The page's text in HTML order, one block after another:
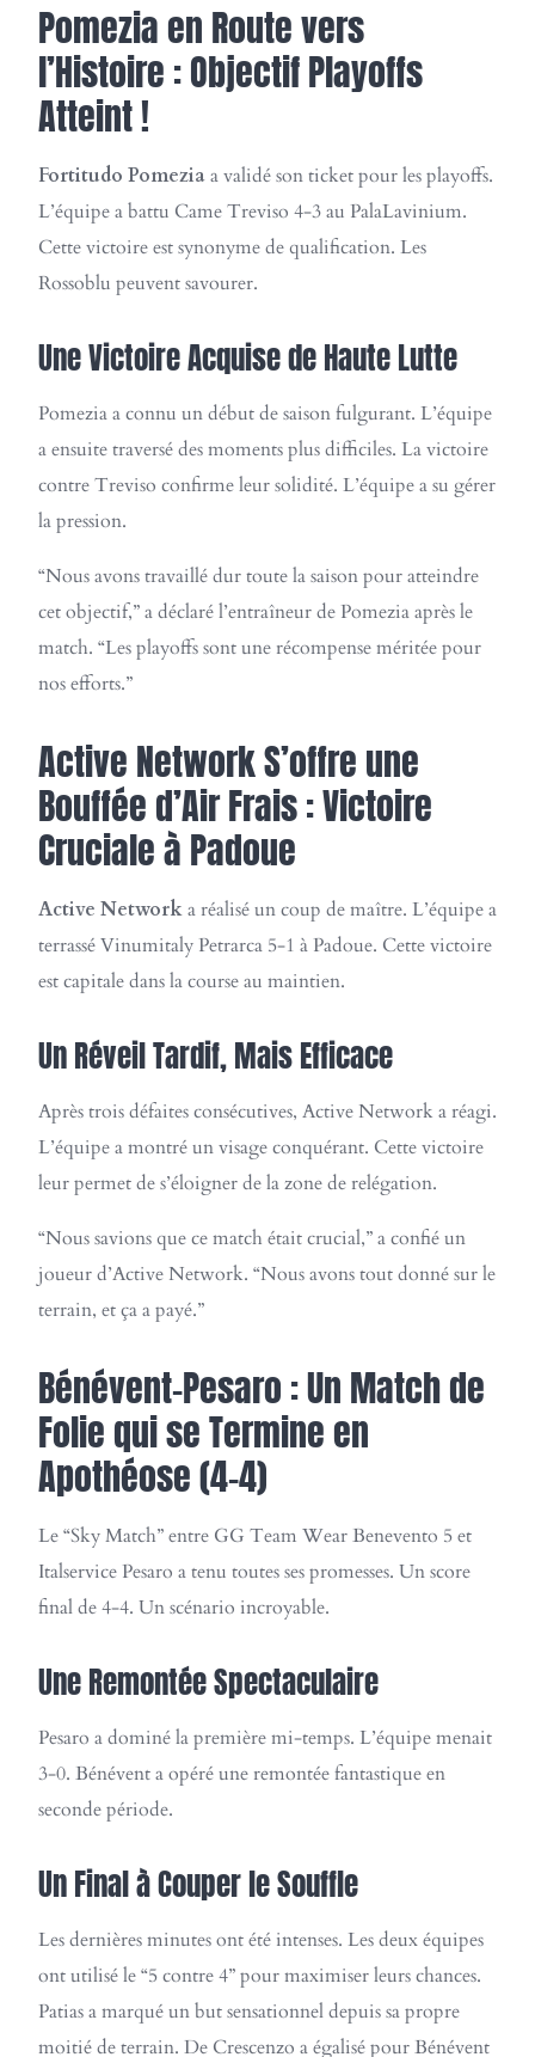
Pomezia en Route vers
l’Histoire : Objectif Playoffs
Atteint !
Fortitudo Pomeziaa validé son ticket pour les playoffs.
L’équipe a battu Came Treviso 4-3 au PalaLavinium.
Cette victoire est synonyme de qualification. Les
Rossoblu peuvent savourer.
Une Victoire Acquise de Haute Lutte
Pomezia a connu un début de saison fulgurant. L’équipe
a ensuite traversé des moments plus difficiles. La victoire
contre Treviso confirme leur solidité. L’équipe a su gérer
la pression.
“Nous avons travaillé dur toute la saison pour atteindre
cet objectif,” a déclaré l’entraîneur de Pomezia après le
match. “Les playoffs sont une récompense méritée pour
nos efforts.”
Active Network S’offre une
Bouffée d’Air Frais : Victoire
Cruciale à Padoue
Active Networka réalisé un coup de maître. L’équipe a
terrassé Vinumitaly Petrarca 5-1 à Padoue. Cette victoire
est capitale dans la course au maintien.
Un Réveil Tardif, Mais Efficace
Après trois défaites consécutives, Active Network a réagi.
L’équipe a montré un visage conquérant. Cette victoire
leur permet de s’éloigner de la zone de relégation.
“Nous savions que ce match était crucial,” a confié un
joueur d’Active Network. “Nous avons tout donné sur le
terrain, et ça a payé.”
Bénévent-Pesaro : Un Match de
Folie qui se Termine en
Apothéose (4-4)
Le “Sky Match” entre GG Team Wear Benevento 5 et
Italservice Pesaro a tenu toutes ses promesses. Un score
final de 4-4. Un scénario incroyable.
Une Remontée Spectaculaire
Pesaro a dominé la première mi-temps. L’équipe menait
3-0. Bénévent a opéré une remontée fantastique en
seconde période.
Un Final à Couper le Souffle
Les dernières minutes ont été intenses. Les deux équipes
ont utilisé le “5 contre 4” pour maximiser leurs chances.
Patias a marqué un but sensationnel depuis sa propre
moitié de terrain. De Crescenzo a égalisé pour Bénévent